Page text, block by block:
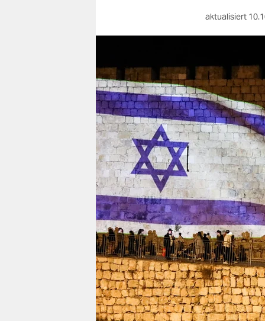
nord
wahrheit
verlag
verlag
veranstaltungen
shop
fragen & hilfe
unterstützen
abo
genossenschaft
aktualisiert